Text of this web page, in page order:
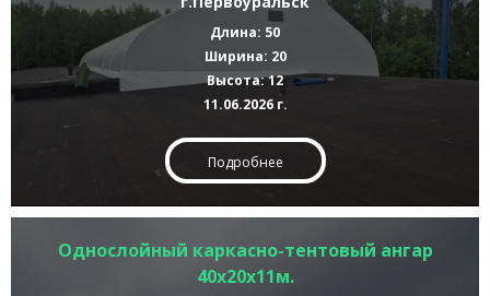
Длина: 50
Ширина: 20
Высота: 12
11.06.2026 г.
Подробнее
Однослойный каркасно-тентовый ангар
40х20х11м.